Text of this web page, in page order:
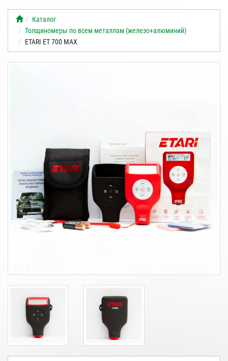
Каталог
Толщиномеры по всем металлам (железо+алюминий)
ETARI ET 700 MAX